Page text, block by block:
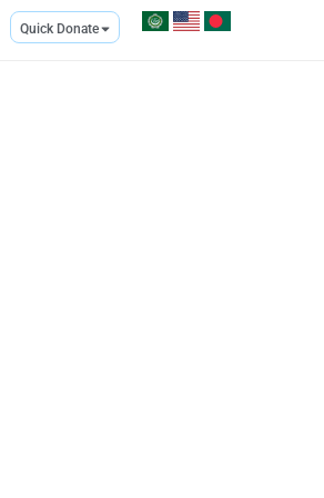
Quick Donate